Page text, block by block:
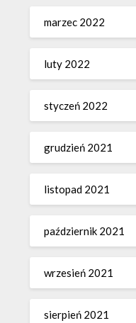
marzec 2022
luty 2022
styczeń 2022
grudzień 2021
listopad 2021
październik 2021
wrzesień 2021
sierpień 2021